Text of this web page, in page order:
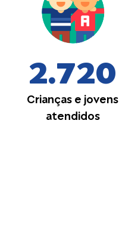
2.720
Crianças e jovens
atendidos